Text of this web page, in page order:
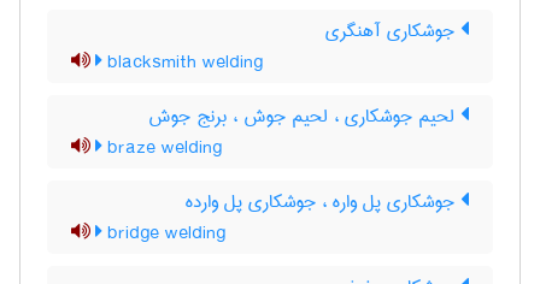
جوشکاری آهنگری
blacksmith welding
لحیم جوشکاری ، لحیم جوش ، برنج جوش
braze welding
جوشکاری پل واره ، جوشکاری پل وارده
bridge welding